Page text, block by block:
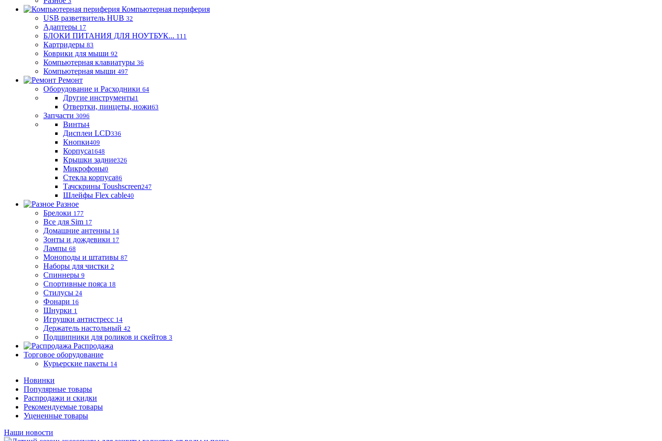
Компьютерная периферия
USB разветвитель HUB 32
Адаптеры 17
БЛОКИ ПИТАНИЯ ДЛЯ НОУТБУК... 111
Картридеры 83
Коврики для мыши 92
Компьютерная клавиатуры 36
Компьютерная мыши 497
Ремонт
Оборудование и Расходники 64
Другие инструменты1
Отвертки, пинцеты, ножи63
Запчасти 3096
Винты4
Дисплеи LCD336
Кнопки409
Корпуса1648
Крышки задние326
Микрофоны0
Стекла корпуса86
Тачскрины Toushscreen247
Шлейфы Flex cable40
Разное
Брелоки 177
Все для Sim 17
Домашние антенны 14
Зонты и дождевики 17
Лампы 68
Моноподы и штативы 87
Наборы для чистки 2
Спиннеры 9
Спортивные пояса 18
Стилусы 24
Фонари 16
Шнурки 1
Игрушки антистресс 14
Держатель настольный 42
Подшипники для роликов и скейтов 3
Распродажа
Торговое оборудование
Курьерские пакеты 14
Новинки
Популярные товары
Распродажи и скидки
Рекомендуемые товары
Уцененные товары
Наши новости